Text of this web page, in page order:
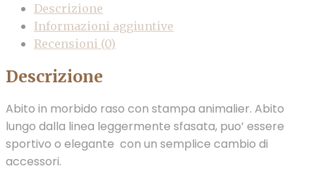
Descrizione
Informazioni aggiuntive
Recensioni (0)
Descrizione
Abito in morbido raso con stampa animalier. Abito
lungo dalla linea leggermente sfasata, puo’ essere
sportivo o elegante con un semplice cambio di
accessori.